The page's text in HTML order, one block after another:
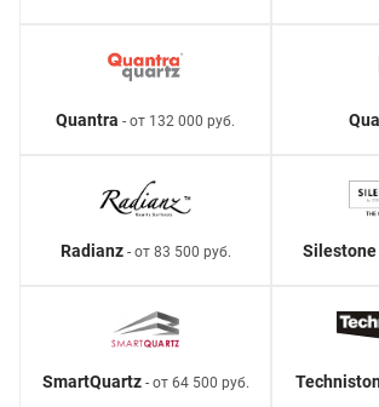
Quantra - от 132 000 руб.
Radianz- от 83 500 руб. Silestone
SmartQuartz- от 64 500 руб.